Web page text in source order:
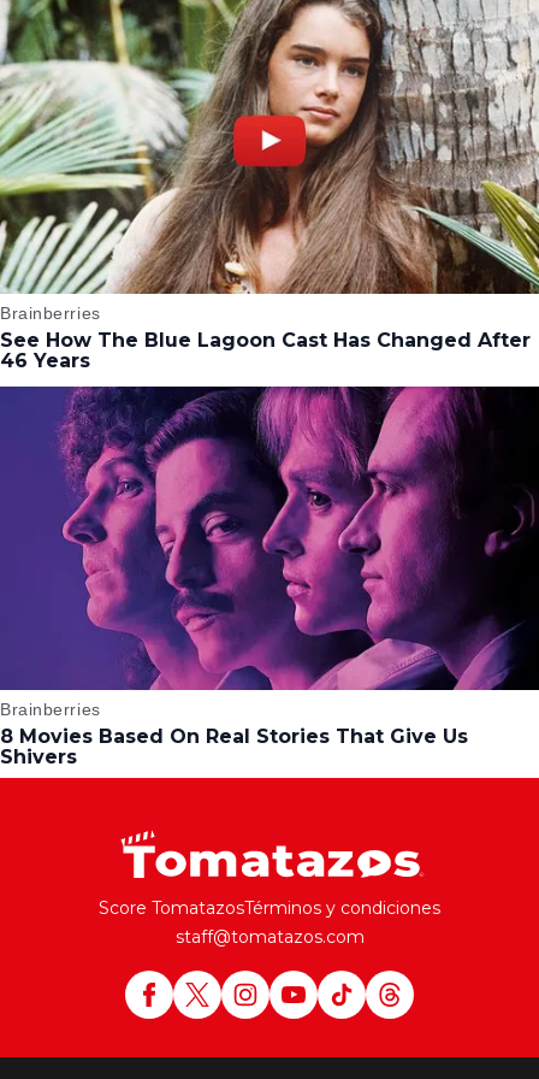
Score TomatazosTérminos y condiciones
staff@tomatazos.com